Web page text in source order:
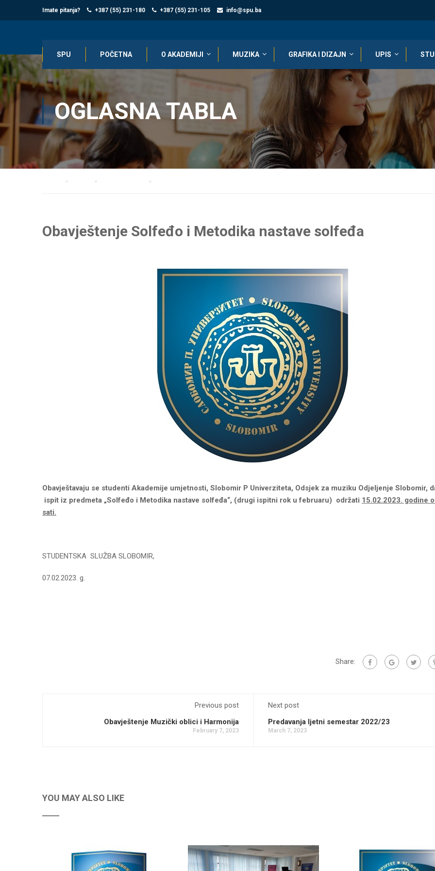
Imate pitanja? +387 (55) 231-180 +387 (55) 231-105 info@spu.ba
SPU POČETNA O AKADEMIJI MUZIKA GRAFIKA I DIZAJN UPIS
OGLASNA TABLA
Obavještenje Solfeđo i Metodika nastave solfeđa
Obavještavaju se studenti Akademije umjetnosti, Slobomir P Univerziteta, Odsjek za muziku Odjeljenje Slobomir,
ispit iz predmeta „Solfeđo i Metodika nastave solfeđa“, (drugi ispitni rok u februaru) održati 15.02.2023. godine
sati.
STUDENTSKA SLUŽBA SLOBOMIR,
07.02.2023. g.
Share:
Previous post
Obavještenje Muzički oblici i Harmonija
February 7, 2023
Next post
Predavanja ljetni semestar 2022/23
March 7, 2023
YOU MAY ALSO LIKE